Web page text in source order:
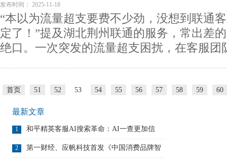
发布时间： 2025-11-18
“本以为流量超支要费不少劲，没想到联通
定了！”提及湖北荆州联通的服务，常出差
绝口。一次突发的流量超支困扰，在客服团
首页 51 52 53 54 55 56 57 58 59 60
最新文章
1 和平精英客服AI搜索革命：AI一查更加信
2
第一财经、应帆科技首发《中国消费品牌智